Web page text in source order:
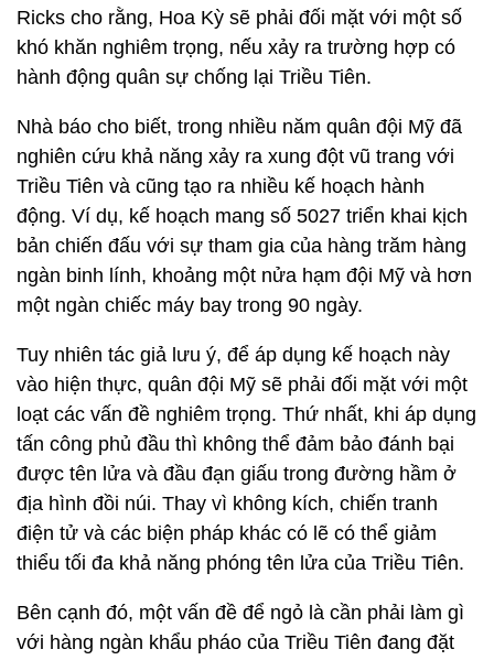
Ricks cho rằng, Hoa Kỳ sẽ phải đối mặt với một số
khó khăn nghiêm trọng, nếu xảy ra trường hợp có
hành động quân sự chống lại Triều Tiên.
Nhà báo cho biết, trong nhiều năm quân đội Mỹ đã
nghiên cứu khả năng xảy ra xung đột vũ trang với
Triều Tiên và cũng tạo ra nhiều kế hoạch hành
động. Ví dụ, kế hoạch mang số 5027 triển khai kịch
bản chiến đấu với sự tham gia của hàng trăm hàng
ngàn binh lính, khoảng một nửa hạm đội Mỹ và hơn
một ngàn chiếc máy bay trong 90 ngày.
Tuy nhiên tác giả lưu ý, để áp dụng kế hoạch này
vào hiện thực, quân đội Mỹ sẽ phải đối mặt với một
loạt các vấn đề nghiêm trọng. Thứ nhất, khi áp dụng
tấn công phủ đầu thì không thể đảm bảo đánh bại
được tên lửa và đầu đạn giấu trong đường hầm ở
địa hình đồi núi. Thay vì không kích, chiến tranh
điện tử và các biện pháp khác có lẽ có thể giảm
thiểu tối đa khả năng phóng tên lửa của Triều Tiên.
Bên cạnh đó, một vấn đề để ngỏ là cần phải làm gì
với hàng ngàn khẩu pháo của Triều Tiên đang đặt